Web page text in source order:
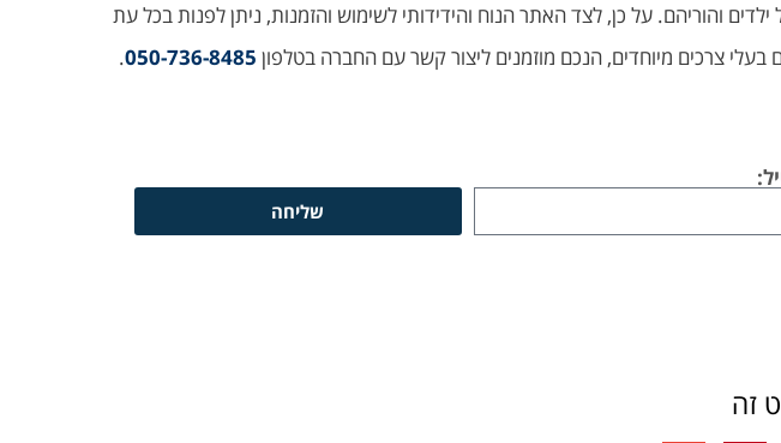
והוריהם. על כן, לצד האתר הנוח והידידותי לשימוש והזמנות, ניתן לפנות בכל עת
בעלי צרכים מיוחדים, הנכם מוזמנים ליצור קשר עם החברה בטלפון 050-736-8485
.
שליחה
זה